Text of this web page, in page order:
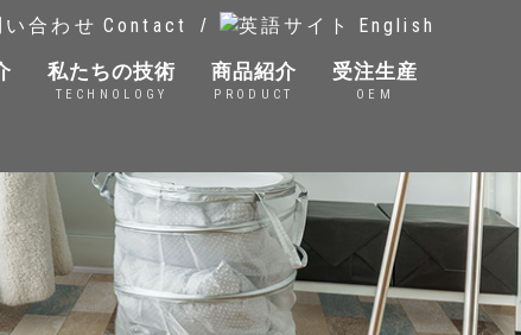
/ English
Contact
私たちの技術
TECHNOLOGY
商品紹介
PRODUCT
受注生産
OEM